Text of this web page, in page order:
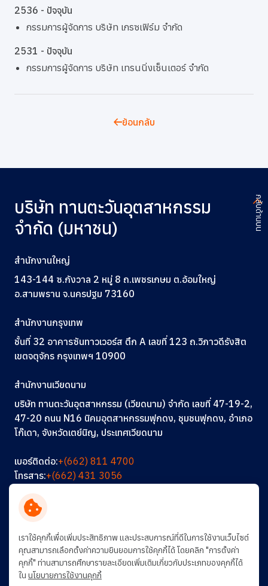
2536 - ปัจจุบัน
กรรมการผู้จัดการ บริษัท เกรซเฟิร์ม จำกัด
2531 - ปัจจุบัน
กรรมการผู้จัดการ บริษัท เทรนนิ่งเซ็นเตอร์ จำกัด
ย้อนกลับ
บริษัท ทานตะวันอุตสาหกรรม
จำกัด (มหาชน)
สำนักงานใหญ่
143-144 ซ.กังวาล 2 หมู่ 8 ถ.เพชรเกษม ต.อ้อมใหญ่
อ.สามพราน จ.นครปฐม 73160
สำนักงานกรุงเทพ
ชั้นที่ 32 อาคารซันทาวเวอร์ส ตึก A เลขที่ 123 ถ.วิภาวดีรังสิต
เขตจตุจักร กรุงเทพฯ 10900
สำนักงานเวียดนาม
บริษัท ทานตะวันอุตสาหกรรม (เวียดนาม) จำกัด เลขที่ 47-19-2,
47-20 ถนน N16 นิคมอุตสาหกรรมฟุกดง, ชุมชนฟุกดง, อำเภอ
โก๊เดา, จังหวัดเตย์นิญ, ประเทศเวียดนาม
เบอร์ติดต่อ:+(662) 811 4700
โทรสาร:+(662) 431 3056
ติดต่อเรา
ร่วมงานกับเรา
การพัฒนาอย่างยั่งยืน
กลับด้านบน
เราใช้คุกกี้เพื่อเพิ่มประสิทธิภาพ และประสบการณ์ที่ดีในการใช้งานเว็บไซต์
คุณสามารถเลือกตั้งค่าความยินยอมการใช้คุกกี้ได้ โดยคลิก "การตั้งค่า
คุกกี้" ท่านสามารถศึกษารายละเอียดเพิ่มเติมเกี่ยวกับประเภทของคุกกี้ได้
ใน นโยบายการใช้งานคุกกี้